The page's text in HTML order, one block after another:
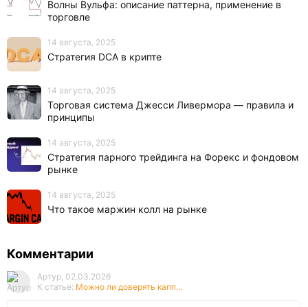
Волны Вульфа: описание паттерна, применение в
торговле
14 августа, 2025
Стратегия DCA в крипте
14 августа, 2025
Торговая система Джесси Ливермора — правила и
принципы
14 августа, 2025
Стратегия парного трейдинга на Форекс и фондовом
рынке
14 августа, 2025
Что такое маржин колл на рынке
Комментарии
Артур, 02.03.2026
К статье: Можно ли доверять капп...